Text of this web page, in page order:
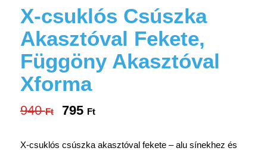
X-csuklós Csúszka
Akasztóval Fekete,
Függöny Akasztóval
Xforma
940Ft
Original
795 FtCurrent
X-csuklós csúszka akasztóval fekete – alu sínekhez és